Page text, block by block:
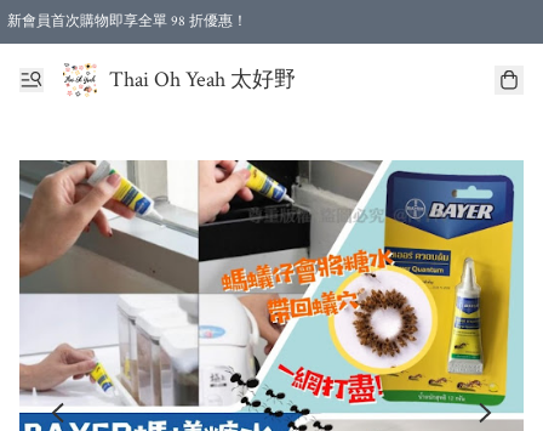
新會員首次購物即享全單 98 折優惠！
特選會員可享全單低至 96 折優惠！
Thai Oh Yeah 太好野